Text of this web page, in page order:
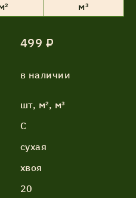
м³
499 ₽
в наличии
шт, м², м³
С
сухая
хвоя
20